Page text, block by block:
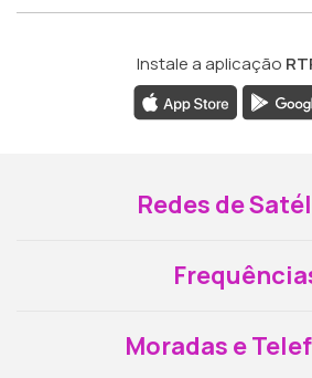
Instale a aplicação
Redes de
Moradas e